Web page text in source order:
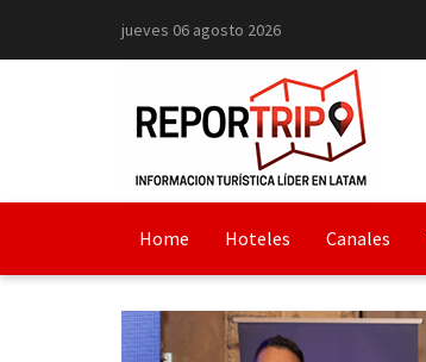
jueves 06 agosto 2026
Home Hoteles Canales